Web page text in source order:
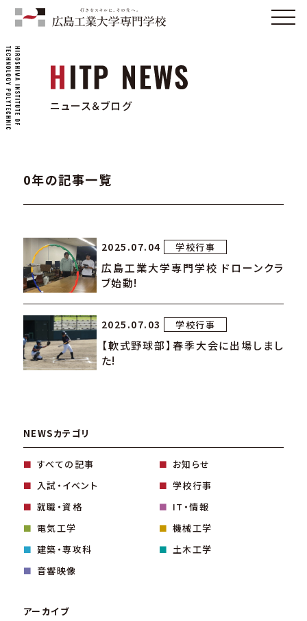
ニュース＆ブログ
0年の記事一覧
2025.07.04 学校行事
広島工業大学専門学校 ドローンクラ
ブ始動!
2025.07.03 学校行事
【軟式野球部】春季大会に出場しまし
た!
NEWSカテゴリ
すべての記事
お知らせ
入試・イベント
学校行事
就職・資格
IT・情報
電気工学
機械工学
建築・専攻科
土木工学
音響映像
アーカイブ